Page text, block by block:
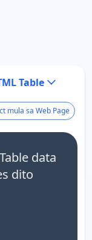
Table
mula sa Web Page
data
dito